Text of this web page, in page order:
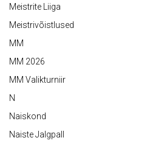
Meistrite Liiga
Meistrivõistlused
MM
MM 2026
MM Valikturniir
N
Naiskond
Naiste Jalgpall